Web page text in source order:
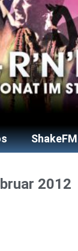
ShakeFM
2012